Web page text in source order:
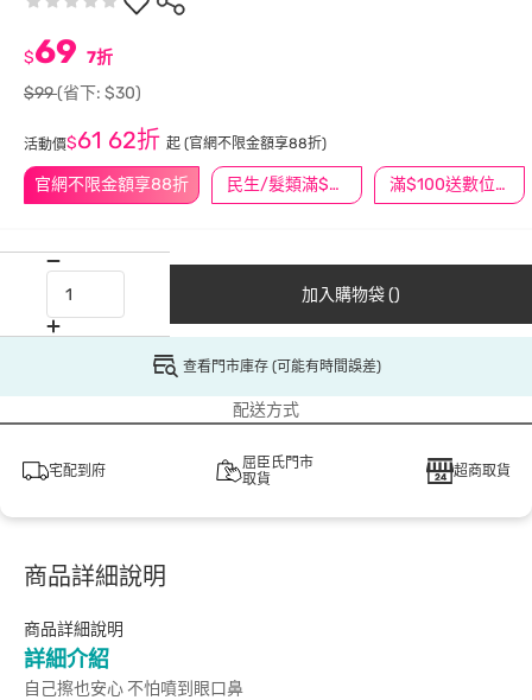
官網不限金額享88折 民生/髮類滿$388送舒潔冰巾 滿$100送數位印花
$69 7折
$99(省下: $30)
活動價$61 62折 起 (官網不限金額享88折)
加入購物袋 ()
查看門市庫存 (可能有時間誤差)
配送方式
宅配到府
屈臣氏門市
取貨
超商取貨
商品詳細說明
商品詳細說明
詳細介紹
自己擦也安心 不怕噴到眼口鼻